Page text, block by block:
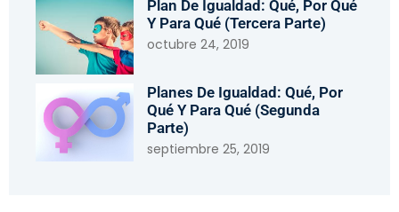
Plan De Igualdad: Qué, Por Qué
Y Para Qué (tercera Parte)
octubre 24, 2019
Planes De Igualdad: Qué, Por
Qué Y Para Qué (segunda
Parte)
septiembre 25, 2019